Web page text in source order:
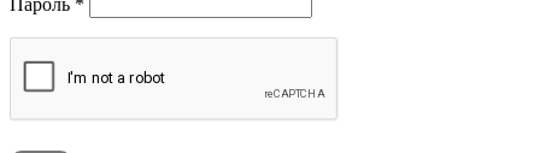
Пароль *